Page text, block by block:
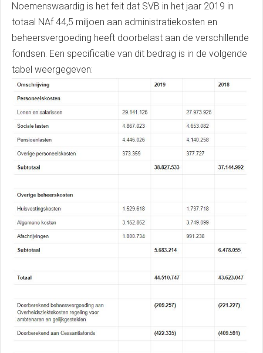
Noemenswaardig is het feit dat SVB in het jaar 2019 in
totaal NAf 44,5 miljoen aan administratiekosten en
beheersvergoeding heeft doorbelast aan de verschillende
fondsen. Een specificatie van dit bedrag is in de volgende
tabel weergegeven: